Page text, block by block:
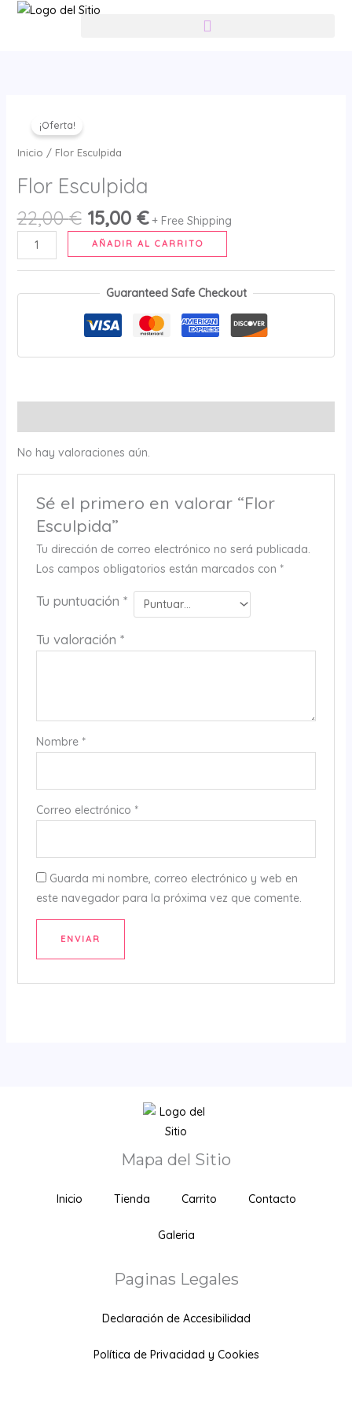
contenido
¡Oferta!
Inicio / Flor Esculpida
Flor Esculpida
22,00€
original
22,00 €.
15,00 € + Free Shipping
Esculpida
cantidad
AÑADIR AL CARRITO
Guaranteed Safe Checkout
No hay valoraciones aún.
Sé el primero en valorar “Flor
Esculpida”
Tu dirección de correo electrónico no será publicada.
Los campos obligatorios están marcados con *
Tu puntuación *
Tu valoración *
Nombre *
Correo electrónico *
Guarda mi nombre, correo electrónico y web en
este navegador para la próxima vez que comente.
Mapa del Sitio
Inicio Tienda Carrito Contacto
Galeria
Paginas Legales
Declaración de Accesibilidad
Política de Privacidad y Cookies